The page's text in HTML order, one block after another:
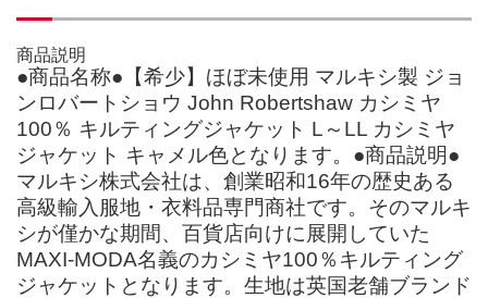
商品説明
●商品名称●【希少】ほぼ未使用 マルキシ製 ジョ
ンロバートショウ John Robertshaw カシミヤ
100％ キルティングジャケット L～LL カシミヤ
ジャケット キャメル色となります。●商品説明●
マルキシ株式会社は、創業昭和16年の歴史ある
高級輸入服地・衣料品専門商社です。そのマルキ
シが僅かな期間、百貨店向けに展開していた
MAXI-MODA名義のカシミヤ100％キルティング
ジャケットとなります。生地は英国老舗ブランド